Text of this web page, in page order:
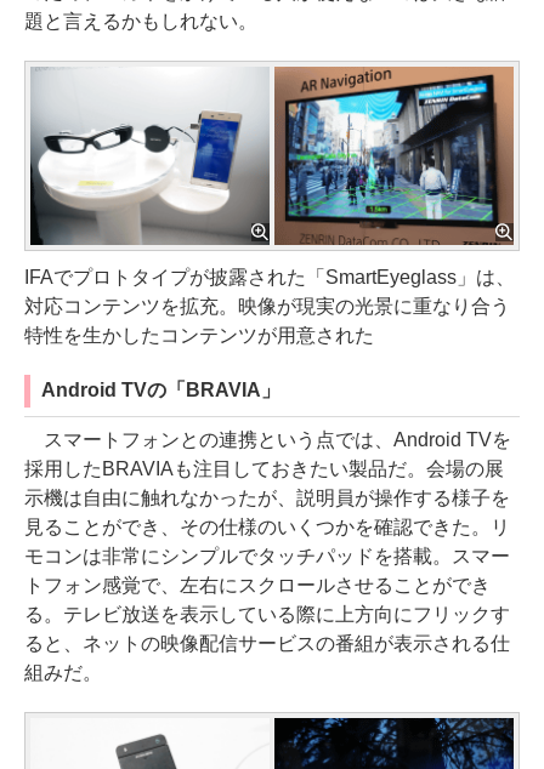
題と言えるかもしれない。
IFAでプロトタイプが披露された「SmartEyeglass」は、
対応コンテンツを拡充。映像が現実の光景に重なり合う
特性を生かしたコンテンツが用意された
Android TVの「BRAVIA」
スマートフォンとの連携という点では、Android TVを
採用したBRAVIAも注目しておきたい製品だ。会場の展
示機は自由に触れなかったが、説明員が操作する様子を
見ることができ、その仕様のいくつかを確認できた。リ
モコンは非常にシンプルでタッチパッドを搭載。スマー
トフォン感覚で、左右にスクロールさせることができ
る。テレビ放送を表示している際に上方向にフリックす
ると、ネットの映像配信サービスの番組が表示される仕
組みだ。